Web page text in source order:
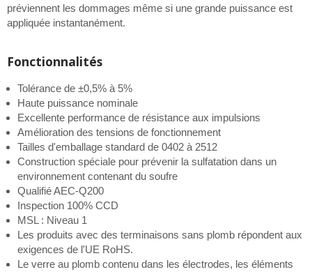
préviennent les dommages même si une grande puissance est
appliquée instantanément.
Fonctionnalités
Tolérance de ±0,5% à 5%
Haute puissance nominale
Excellente performance de résistance aux impulsions
Amélioration des tensions de fonctionnement
Tailles d'emballage standard de 0402 à 2512
Construction spéciale pour prévenir la sulfatation dans un
environnement contenant du soufre
Qualifié AEC-Q200
Inspection 100% CCD
MSL : Niveau 1
Les produits avec des terminaisons sans plomb répondent aux
exigences de l'UE RoHS.
Le verre au plomb contenu dans les électrodes, les éléments